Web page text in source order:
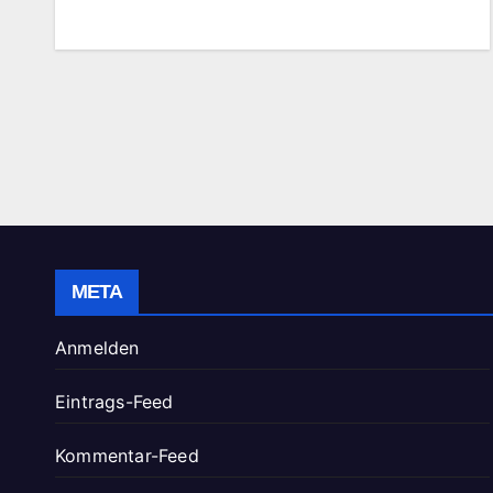
META
Anmelden
Eintrags-Feed
Kommentar-Feed